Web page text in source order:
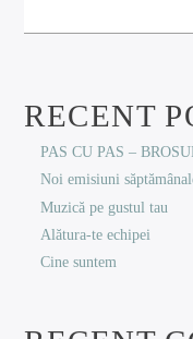
RECENT
PAS CU PAS –
Noi emisiuni
Muzică pe gustul tau
Alătura-te echipei
Cine suntem